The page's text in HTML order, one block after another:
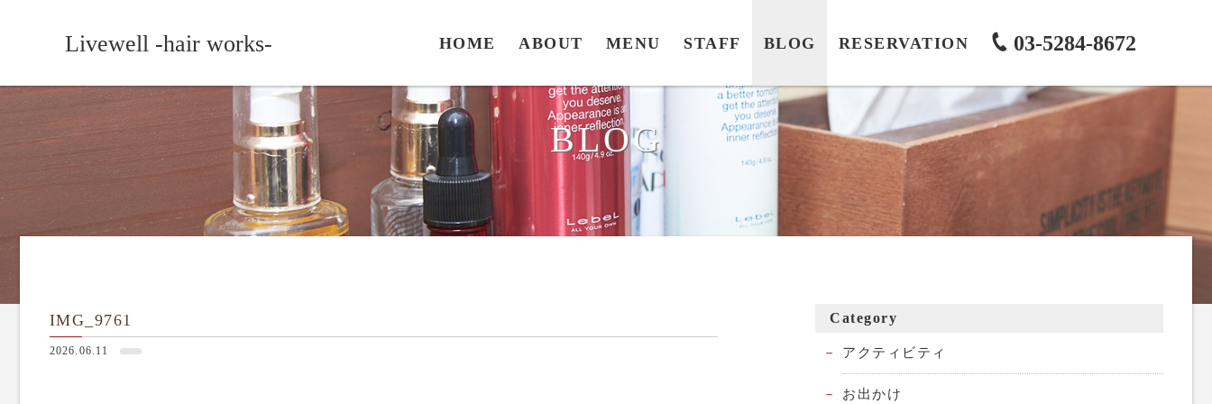
Livewell -hair works- HOME ABOUT MENU STAFF BLOG RESERVATION 03-5284-8672
BLOG
IMG_9761
2026.06.11
Category
アクティビティ
お出かけ